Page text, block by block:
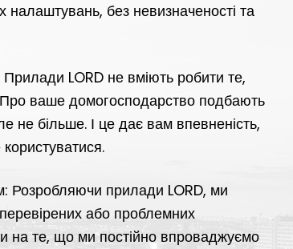
налаштувань, без невизначеності та
LORD не вміють робити те,
Про ваше домогосподарство подбають
не більше. І це дає вам впевненість,
Розробляючи прилади LORD, ми
або проблемних
на те, що ми постійно впроваджуємо